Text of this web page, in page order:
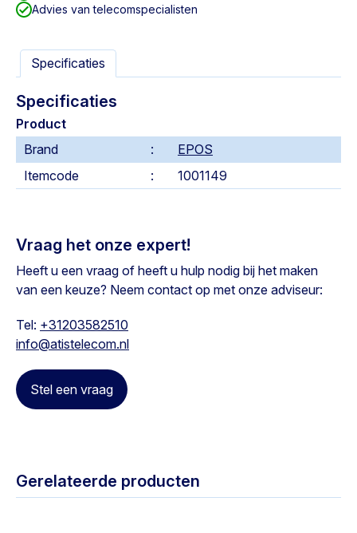
Advies van telecomspecialisten
Specificaties
Specificaties
Product
Brand
EPOS
Itemcode
1001149
Vraag het onze expert!
Heeft u een vraag of heeft u hulp nodig bij het maken
van een keuze? Neem contact op met onze adviseur:
Tel: +31203582510
info@atistelecom.nl
Stel een vraag
Gerelateerde producten